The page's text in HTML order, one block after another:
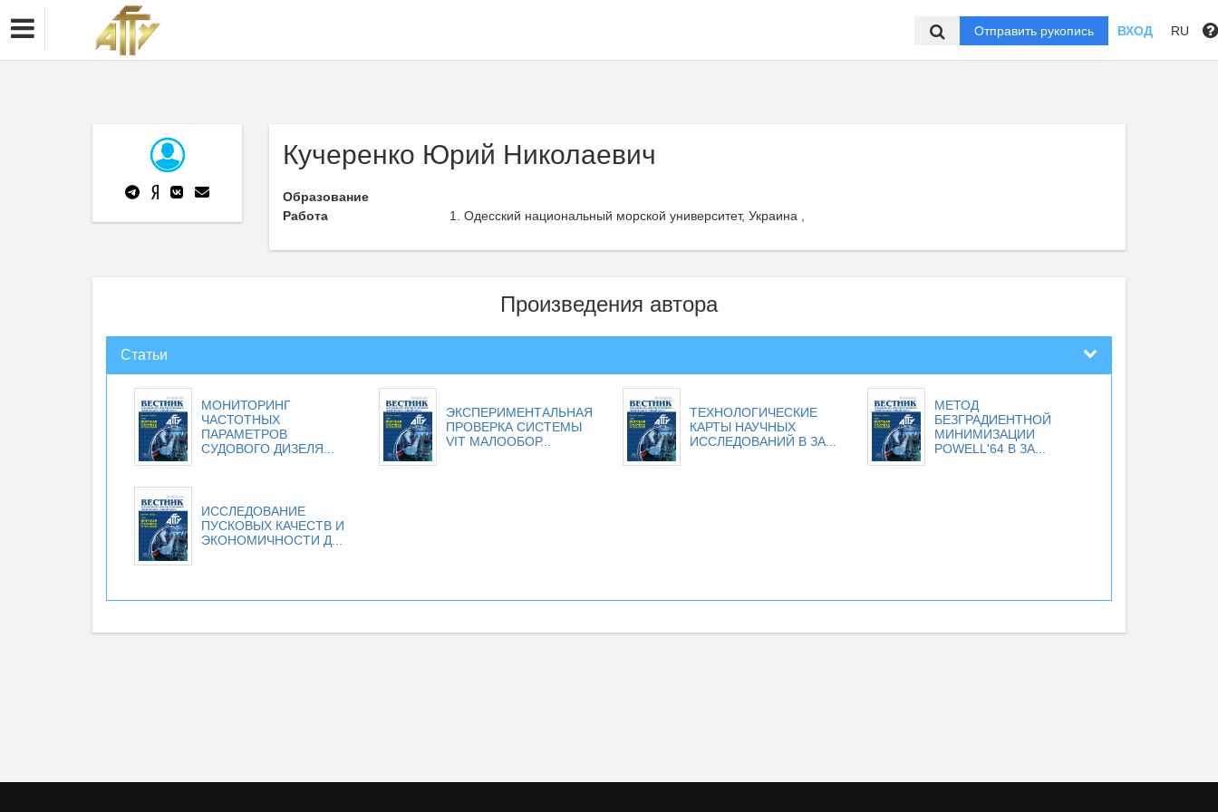
Отправить рукопись ВХОД RU
Кучеренко Юрий Николаевич
Образование
Работа
Одесский национальный морской университет, Украина ,
Произведения автора
Статьи
МОНИТОРИНГ
ЧАСТОТНЫХ
ПАРАМЕТРОВ
СУДОВОГО ДИЗЕЛЯ...
ЭКСПЕРИМЕНТАЛЬНАЯ
ПРОВЕРКА СИСТЕМЫ
VIT МАЛООБОР...
ТЕХНОЛОГИЧЕСКИЕ
КАРТЫ НАУЧНЫХ
ИССЛЕДОВАНИЙ В ЗА...
МЕТОД
БЕЗГРАДИЕНТНОЙ
МИНИМИЗАЦИИ
POWELL'64 В ЗА...
ИССЛЕДОВАНИЕ
ПУСКОВЫХ КАЧЕСТВ И
ЭКОНОМИЧНОСТИ Д...